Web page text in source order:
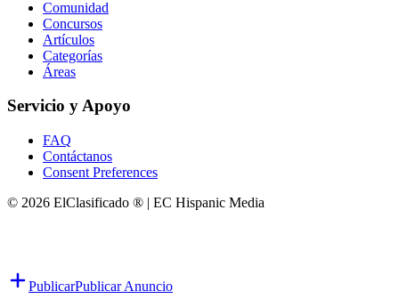
Comunidad
Concursos
Artículos
Categorías
Áreas
Servicio y Apoyo
FAQ
Contáctanos
Consent Preferences
© 2026 ElClasificado ® | EC Hispanic Media
PublicarPublicar Anuncio